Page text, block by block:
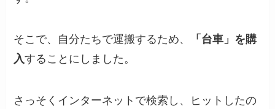
そこで、自分たちで運搬するため、
「台車」を購
入することにしました。
さっそくインターネットで検索し、ヒットしたの